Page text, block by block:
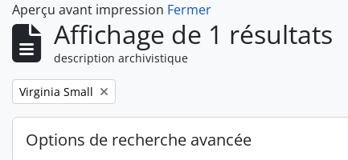
Aperçu avant impression Fermer
Affichage de 1 résultats
description archivistique
Remove filter:
Virginia Small
Options de recherche avancée